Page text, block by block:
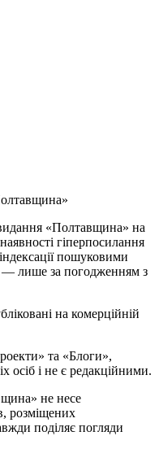
«Полтавщина» на
гіперпосилання
пошуковими
— лише за погодженням з
на комерційній
та «Блоги»,
осіб і не є редакційними.
не несе
розміщених
поділяє погляди